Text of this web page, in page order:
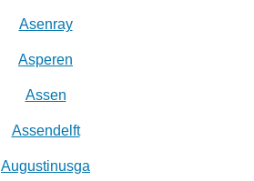
Asenray
Asperen
Assen
Assendelft
Augustinusga